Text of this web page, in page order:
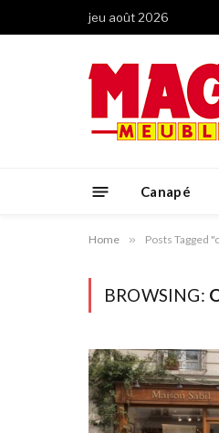
jeu août 2026
Canapé
Home » Posts Tagged
BROWSING: